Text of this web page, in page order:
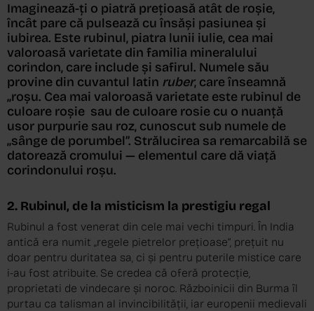
Imaginează-ți o piatră prețioasă atât de roșie,
încât pare că pulsează cu însăși pasiunea și
iubirea. Este rubinul, piatra lunii iulie, cea mai
valoroasă varietate din familia mineralului
corindon, care include și safirul. Numele său
provine din cuvantul latin ruber, care înseamnă
„roșu. Cea mai valoroasă varietate este rubinul de
culoare roșie sau de culoare rosie cu o nuanță
usor purpurie sau roz, cunoscut sub numele de
„sânge de porumbel”. Strălucirea sa remarcabilă se
datorează cromului — elementul care dă viață
corindonului roșu.
2. Rubinul, de la misticism la prestigiu regal
Rubinul a fost venerat din cele mai vechi timpuri. În India
antică era numit „regele pietrelor prețioase”, prețuit nu
doar pentru duritatea sa, ci și pentru puterile mistice care
i-au fost atribuite. Se credea că oferă protecție,
proprietati de vindecare și noroc. Războinicii din Burma îl
purtau ca talisman al invincibilității, iar europenii medievali